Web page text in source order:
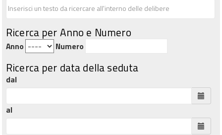
Ricerca per Anno e Numero
Anno Numero
Ricerca per data della seduta
dal
al